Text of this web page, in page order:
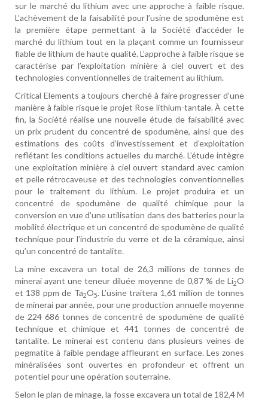
sur le marché du lithium avec une approche à faible risque.
L’achèvement de la faisabilité pour l’usine de spodumène est
la première étape permettant à la Société d’accéder le
marché du lithium tout en la plaçant comme un fournisseur
fiable de lithium de haute qualité. L’approche à faible risque se
caractérise par l’exploitation minière à ciel ouvert et des
technologies conventionnelles de traitement au lithium.
Critical Elements a toujours cherché à faire progresser d’une
manière à faible risque le projet Rose lithium-tantale. À cette
fin, la Société réalise une nouvelle étude de faisabilité avec
un prix prudent du concentré de spodumène, ainsi que des
estimations des coûts d’investissement et d’exploitation
reflétant les conditions actuelles du marché. L’étude intègre
une exploitation minière à ciel ouvert standard avec camion
et pelle rétrocaveuse et des technologies conventionnelles
pour le traitement du lithium. Le projet produira et un
concentré de spodumène de qualité chimique pour la
conversion en vue d’une utilisation dans des batteries pour la
mobilité électrique et un concentré de spodumène de qualité
technique pour l’industrie du verre et de la céramique, ainsi
qu’un concentré de tantalite.
La mine excavera un total de 26,3 millions de tonnes de
minerai ayant une teneur diluée moyenne de 0,87 % de Li2O
et 138 ppm de Ta2O5. L’usine traitera 1,61 million de tonnes
de minerai par année, pour une production annuelle moyenne
de 224 686 tonnes de concentré de spodumène de qualité
technique et chimique et 441 tonnes de concentré de
tantalite. Le minerai est contenu dans plusieurs veines de
pegmatite à faible pendage affleurant en surface. Les zones
minéralisées sont ouvertes en profondeur et offrent un
potentiel pour une opération souterraine.
Selon le plan de minage, la fosse excavera un total de 182,4 M